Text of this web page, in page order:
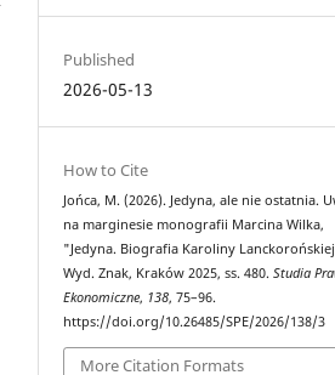
Published
2026-05-13
How to Cite
Jońca, M. (2026). Jedyna, ale nie ostatnia.
na marginesie monografii Marcina Wilka,
"Jedyna. Biografia Karoliny
Wyd. Znak, Kraków 2025, ss. 480.Studia
Ekonomiczne, 138, 75–96.
https://doi.org/10.26485/SPE/2026/138/3
More Citation Formats